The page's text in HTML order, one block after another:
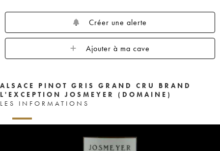
Créer une alerte
Ajouter à ma cave
ALSACE PINOT GRIS GRAND CRU BRAND
L'EXCEPTION JOSMEYER (DOMAINE)
LES INFORMATIONS